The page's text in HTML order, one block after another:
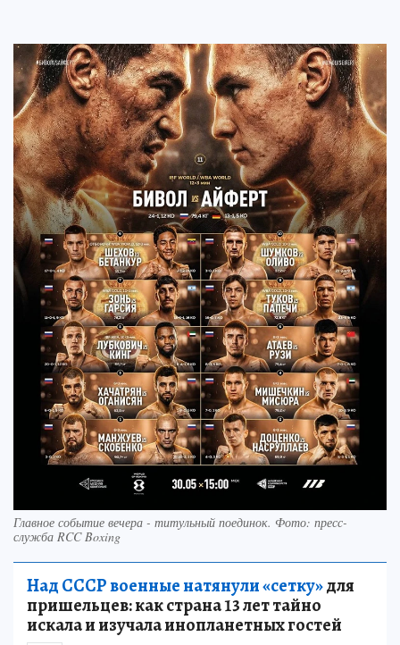
Главное событие вечера - титульный поединок. Фото: пресс-
служба RCC Boxing
Над СССР военные натянули «сетку»для
пришельцев: как страна 13 лет тайно
искала и изучала инопланетных гостей